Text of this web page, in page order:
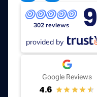
302 reviews 9
provided by
Google Reviews
4.6